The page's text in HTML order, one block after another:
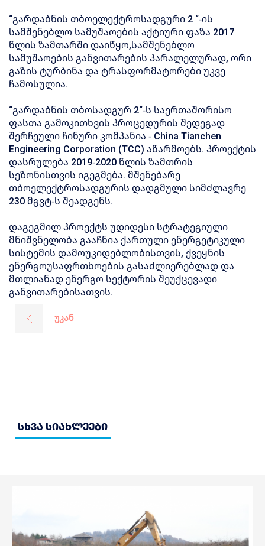
“გარდაბნის თბოელექტროსადგური 2 “-ის
სამშენებლო სამუშაოების აქტიური ფაზა 2017
წლის ზამთარში დაიწყო,სამშენებლო
სამუშაოების განვითარების პარალელურად, ორი
გაზის ტურბინა და ტრასფორმატორები უკვე
ჩამოსულია.
“გარდაბნის თბოსადგურ 2“-ს საერთაშორისო
ფასთა გამოკითხვის პროცედურის შედეგად
შერჩეული ჩინური კომპანია - China Tianchen
Engineering Corporation (TCC) აწარმოებს. პროექტის
დასრულება 2019-2020 წლის ზამთრის
სეზონისთვის იგეგმება. მშენებარე
თბოელექტროსადგურის დადგმული სიმძლავრე
230 მგვტ-ს შეადგენს.
დაგეგმილ პროექტს უდიდესი სტრატეგიული
მნიშვნელობა გააჩნია ქართული ენერგეტიკული
სისტემის დამოუკიდებლობისთვის, ქვეყნის
ენერგოუსაფრთხოების გასაძლიერებლად და
მთლიანად ენერგო სექტორის შეუქცევადი
განვითარებისათვის.
უკან
სხვა სიახლეები